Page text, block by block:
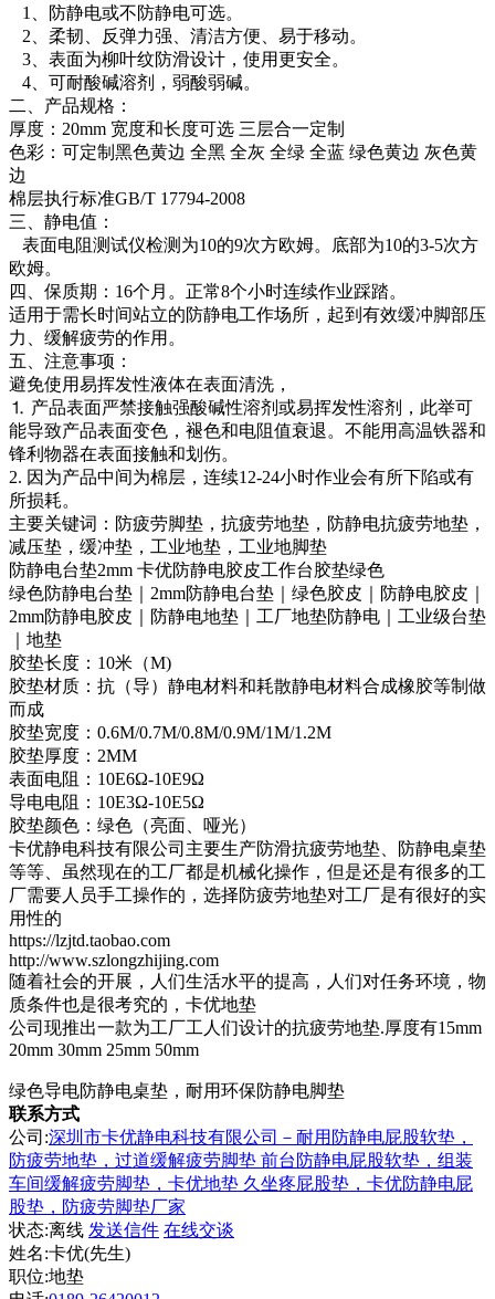
1、防静电或不防静电可选。
2、柔韧、反弹力强、清洁方便、易于移动。
3、表面为柳叶纹防滑设计，使用更安全。
4、可耐酸碱溶剂，弱酸弱碱。
二、产品规格：
厚度：20mm 宽度和长度可选 三层合一定制
色彩：可定制黑色黄边 全黑 全灰 全绿 全蓝 绿色黄边 灰色黄
边
棉层执行标准GB/T 17794-2008
三、静电值：
表面电阻测试仪检测为10的9次方欧姆。底部为10的3-5次方
欧姆。
四、保质期：16个月。正常8个小时连续作业踩踏。
适用于需长时间站立的防静电工作场所，起到有效缓冲脚部压
力、缓解疲劳的作用。
五、注意事项：
避免使用易挥发性液体在表面清洗，
⒈ 产品表面严禁接触强酸碱性溶剂或易挥发性溶剂，此举可
能导致产品表面变色，褪色和电阻值衰退。不能用高温铁器和
锋利物器在表面接触和划伤。
2. 因为产品中间为棉层，连续12-24小时作业会有所下陷或有
所损耗。
主要关键词：防疲劳脚垫，抗疲劳地垫，防静电抗疲劳地垫，
减压垫，缓冲垫，工业地垫，工业地脚垫
防静电台垫2mm 卡优防静电胶皮工作台胶垫绿色
绿色防静电台垫｜2mm防静电台垫｜绿色胶皮｜防静电胶皮｜
2mm防静电胶皮｜防静电地垫｜工厂地垫防静电｜工业级台垫
｜地垫
胶垫长度：10米（M)
胶垫材质：抗（导）静电材料和耗散静电材料合成橡胶等制做
而成
胶垫宽度：0.6M/0.7M/0.8M/0.9M/1M/1.2M
胶垫厚度：2MM
表面电阻：10E6Ω-10E9Ω
导电电阻：10E3Ω-10E5Ω
胶垫颜色：绿色（亮面、哑光）
卡优静电科技有限公司主要生产防滑抗疲劳地垫、防静电桌垫
等等、虽然现在的工厂都是机械化操作，但是还是有很多的工
厂需要人员手工操作的，选择防疲劳地垫对工厂是有很好的实
用性的
https://lzjtd.taobao.com
http://www.szlongzhijing.com
随着社会的开展，人们生活水平的提高，人们对任务环境，物
质条件也是很考究的，卡优地垫
公司现推出一款为工厂工人们设计的抗疲劳地垫.厚度有15mm
20mm 30mm 25mm 50mm
绿色导电防静电桌垫，耐用环保防静电脚垫
联系方式
公司:深圳市卡优静电科技有限公司－耐用防静电屁股软垫，
防疲劳地垫，过道缓解疲劳脚垫 前台防静电屁股软垫，组装
车间缓解疲劳脚垫，卡优地垫 久坐疼屁股垫，卡优防静电屁
股垫，防疲劳脚垫厂家
状态:离线 发送信件 在线交谈
姓名:卡优(先生)
职位:地垫